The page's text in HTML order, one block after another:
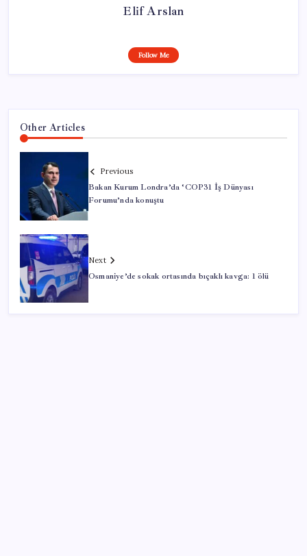
Elif Arslan
Follow Me
Other Articles
Previous
Bakan Kurum Londra’da ‘COP31 İş Dünyası
Forumu’nda konuştu
Next
Osmaniye’de sokak ortasında bıçaklı kavga: 1 ölü